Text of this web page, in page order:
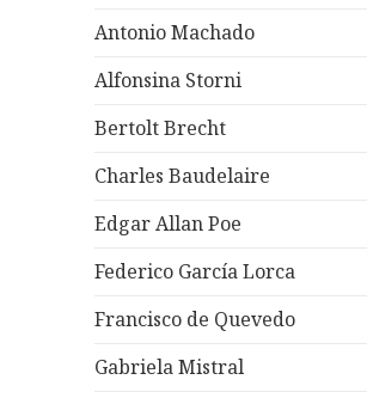
Antonio Machado
Alfonsina Storni
Bertolt Brecht
Charles Baudelaire
Edgar Allan Poe
Federico García Lorca
Francisco de Quevedo
Gabriela Mistral